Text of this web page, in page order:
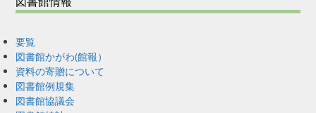
要覧
図書館かがわ(館報）
資料の寄贈について
図書館例規集
図書館協議会